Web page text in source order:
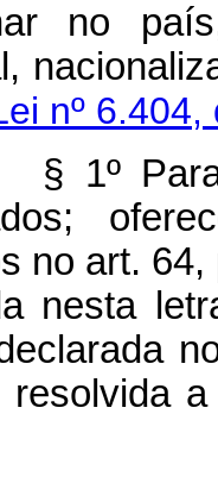
no
nº 6.404,
§ 1º
no art.
nesta
resolvida